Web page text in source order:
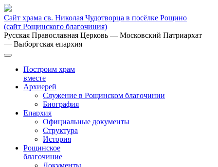
Сайт храма св. Николая Чудотворца в посёлке Рощино
(сайт Рощинского благочиния)
Русская Православная Церковь — Московский Патриархат
— Выборгская епархия
Построим храм
вместе
Архиерей
Служение в Рощинском благочинии
Биография
Епархия
Официальные документы
Структура
История
Рощинское
благочиние
Документы